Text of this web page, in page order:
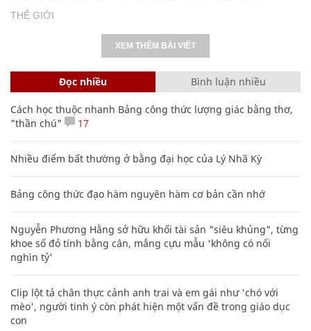
THẾ GIỚI
XEM THÊM BÀI VIẾT
Đọc nhiều Bình luận nhiều
Cách học thuộc nhanh Bảng công thức lượng giác bằng thơ,
"thần chú"
17
Nhiều điểm bất thường ở bằng đại học của Lý Nhã Kỳ
Bảng công thức đạo hàm nguyên hàm cơ bản cần nhớ
Nguyễn Phương Hằng sở hữu khối tài sản "siêu khủng", từng
khoe sổ đỏ tính bằng cân, mắng cựu mẫu 'không có nổi
nghìn tỷ'
Clip lột tả chân thực cảnh anh trai và em gái như 'chó với
mèo', người tinh ý còn phát hiện một vấn đề trong giáo dục
con